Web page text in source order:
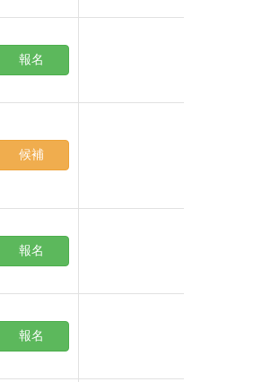
報名
候補
報名
報名